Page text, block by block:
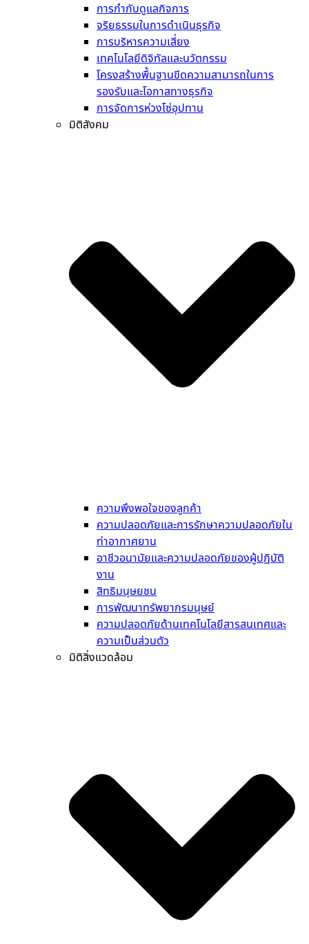
การกำกับดูแลกิจการ
จริยธรรมในการดำเนินธุรกิจ
การบริหารความเสี่ยง
เทคโนโลยีดิจิทัลและนวัตกรรม
โครงสร้างพื้นฐานขีดความสามารถในการ
รองรับและโอกาสทางธุรกิจ
การจัดการห่วงโซ่อุปทาน
มิติสังคม
ความพึงพอใจของลูกค้า
ความปลอดภัยและการรักษาความปลอดภัยใน
ท่าอากาศยาน
อาชีวอนามัยและความปลอดภัยของผู้ปฏิบัติ
งาน
สิทธิมนุษยชน
การพัฒนาทรัพยากรมนุษย์
ความปลอดภัยด้านเทคโนโลยีสารสนเทศและ
ความเป็นส่วนตัว
มิติสิ่งแวดล้อม